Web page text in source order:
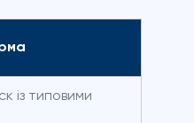
із типовими